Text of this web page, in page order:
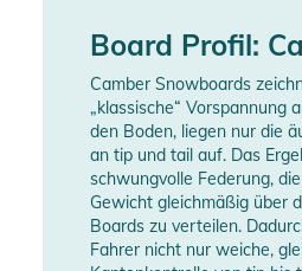
Board Profil:
Camber Snowboards
„klassische“ Vorspannung
den Boden, liegen nur die
an tip und tail auf. Das
schwungvolle Federung,
Gewicht gleichmäßig über
Boards zu verteilen.
Fahrer nicht nur weiche,